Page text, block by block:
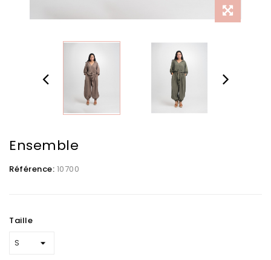
Ensemble
Référence: 10700
Taille